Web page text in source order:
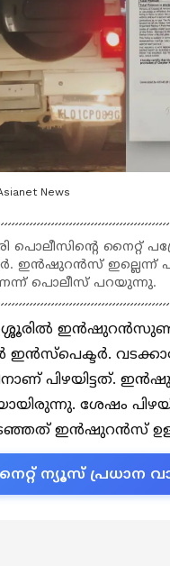
News
പൊലീസിൻ്റെ നൈറ്റ്
ഇൻഷുറൻസ് ഇല്ലെന്ന്
പൊലീസ് പറയുന്നു.
ഇൻസ്പെക്ടർ.
പിഴയിട്ടത്.
ശേഷം
ഇൻഷുറൻസ്
ന്യൂസ് പ്രധാന